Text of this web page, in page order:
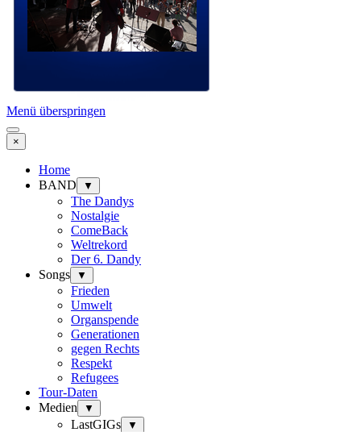
Menü überspringen
×
Home
BAND
▼
The Dandys
Nostalgie
ComeBack
Weltrekord
Der 6. Dandy
Songs
▼
Frieden
Umwelt
Organspende
Generationen
gegen Rechts
Respekt
Refugees
Tour-Daten
Medien
▼
LastGIGs ▼